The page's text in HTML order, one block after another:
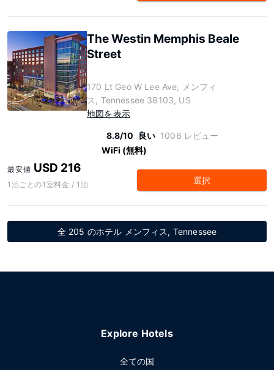
The Westin Memphis Beale
Street
170 Lt Geo W Lee Ave, メンフィ
ス, Tennessee 38103, US
地図を表示
8.8/10 良い 1006 レビュー
WiFi (無料)
最安値 USD 216
1泊ごとの1室料金 / 1泊 選択
全 205 のホテル メンフィス, Tennessee
Explore Hotels
全ての国